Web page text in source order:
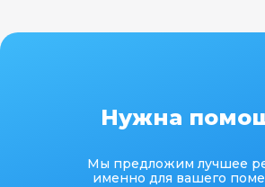
Нужна
Мы предложим лучшее
именно для вашего